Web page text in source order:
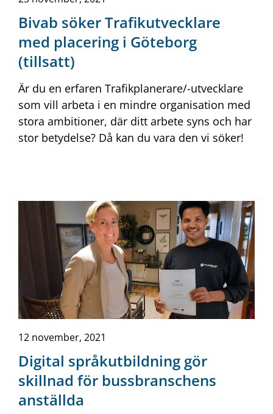
Bivab söker Trafikutvecklare
med placering i Göteborg
(tillsatt)
Är du en erfaren Trafikplanerare/-utvecklare
som vill arbeta i en mindre organisation med
stora ambitioner, där ditt arbete syns och har
stor betydelse? Då kan du vara den vi söker!
Digital språkutbildning gör
skillnad för bussbranschens
anställda
12 november, 2021